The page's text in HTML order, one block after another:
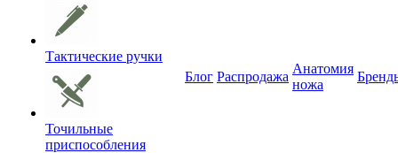
Тактические ручки
Точильные
приспособления
Блог Распродажа
Анатомия
ножа